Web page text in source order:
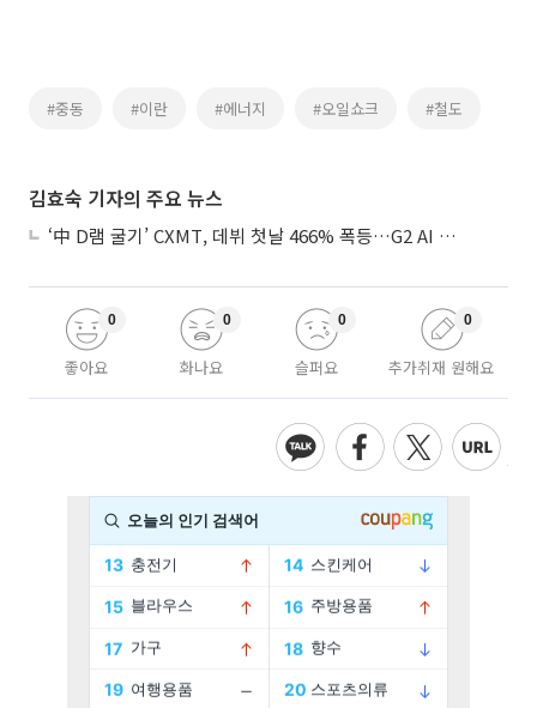
#중동 #이란 #에너지 #오일쇼크 #철도
김효숙 기자의 주요 뉴스
‘中 D램 굴기’ CXMT, 데뷔 첫날 466% 폭등…G2 AI 패권 ‘쩐의 전쟁’
좋아요
0
화나요
0
슬퍼요
0
추가취재 원해요
0